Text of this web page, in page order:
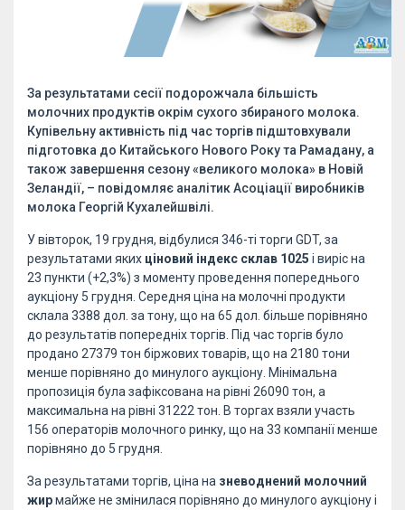
За результатами сесії подорожчала більшість
молочних продуктів окрім сухого збираного молока.
Купівельну активність під час торгів підштовхували
підготовка до Китайського Нового Року та Рамадану, а
також завершення сезону «великого молока» в Новій
Зеландії, – повідомляє аналітик Асоціації виробників
молока Георгій Кухалейшвілі.
У вівторок, 19 грудня, відбулися 346-ті торги GDT, за
результатами яких ціновий індекс склав 1025 і виріс на
23 пункти (+2,3%) з моменту проведення попереднього
аукціону 5 грудня. Середня ціна на молочні продукти
склала 3388 дол. за тону, що на 65 дол. більше порівняно
до результатів попередніх торгів. Під час торгів було
продано 27379 тон біржових товарів, що на 2180 тони
менше порівняно до минулого аукціону. Мінімальна
пропозиція була зафіксована на рівні 26090 тон, а
максимальна на рівні 31222 тон. В торгах взяли участь
156 операторів молочного ринку, що на 33 компанії менше
порівняно до 5 грудня.
За результатами торгів, ціна на зневоднений молочний
жирмайже не змінилася порівняно до минулого аукціону і